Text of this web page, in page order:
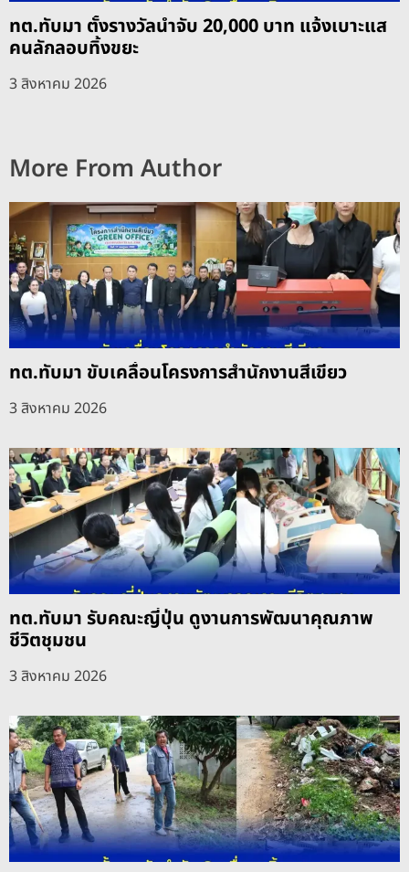
ทต.ทับมา ตั้งรางวัลนำจับ 20,000 บาท แจ้งเบาะแส
คนลักลอบทิ้งขยะ
3 สิงหาคม 2026
More From Author
ทต.ทับมา ขับเคลื่อนโครงการสำนักงานสีเขียว
3 สิงหาคม 2026
ทต.ทับมา รับคณะญี่ปุ่น ดูงานการพัฒนาคุณภาพ
ชีวิตชุมชน
3 สิงหาคม 2026